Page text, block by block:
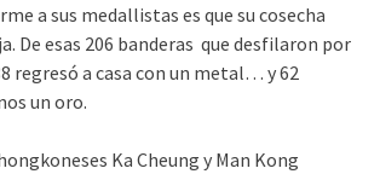
a sus medallistas es que su cosecha
De esas 206 banderas que desfilaron por
regresó a casa con un metal… y 62
un oro.
Ka Cheung y Man Kong